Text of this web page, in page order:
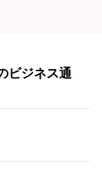
ビジネス通